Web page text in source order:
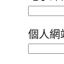
個人網